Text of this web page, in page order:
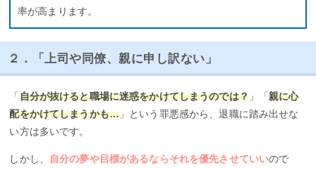
率が高まります。
２．「上司や同僚、親に申し訳ない」
「 自分が抜けると職場に迷惑をかけてしまうのでは？」「親に心
配をかけてしまうかも… 」という罪悪感から、退職に踏み出せな
い方は多いです。
しかし、 自分の夢や目標があるならそれを優先させていいので